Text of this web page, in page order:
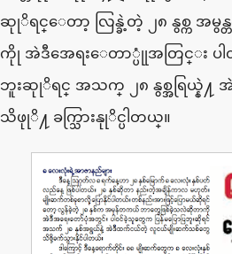
ဆုုိရင္ေတာ့ လြန္ခဲ့တဲ့ ၂၈ နွစ္က အမွ
ကိုု အဲဒီအေရးေတာ္ပုုံအတြင္း ပ
ဘူးဆုုိရင္ အသက္ ၂၈ နွစ္အရြယ္နဲ႔
သိဖုုိ႔ ခက္သြားနုုိင္ပါတယ္။